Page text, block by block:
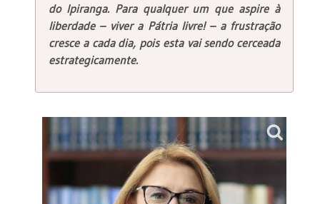
do Ipiranga. Para qualquer um que aspire à
liberdade – viver a Pátria livre! – a frustração
cresce a cada dia, pois esta vai sendo cerceada
estrategicamente.